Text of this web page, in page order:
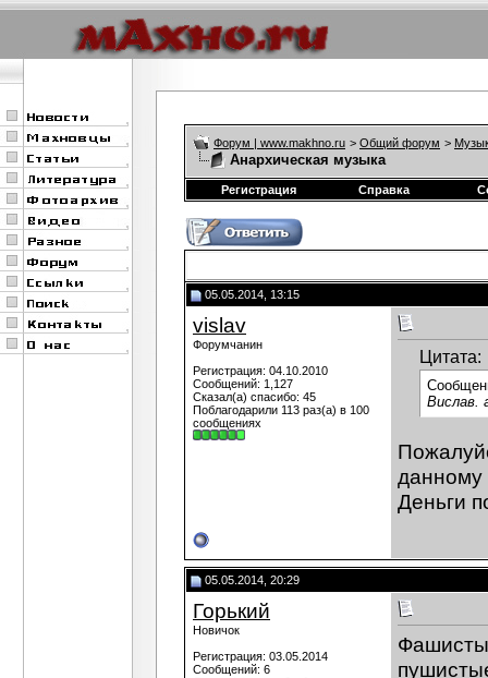
Форум | www.makhno.ru > Общий форум >
Анархическая музыка
Регистрация Справка
05.05.2014, 13:15
vislav
Форумчанин
Регистрация: 04.10.2010
Сообщений: 1,127
Сказал(а) спасибо: 45
Поблагодарили 113 раз(а) в 100
сообщениях
Цитата:
Вислав.
данному
Деньги
05.05.2014, 20:29
Горький
Новичок
Регистрация: 03.05.2014
Сообщений: 6
Фашисты